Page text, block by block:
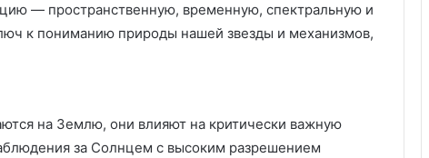
— пространственную, временную, спектральную и
к пониманию природы нашей звезды и механизмов,
на Землю, они влияют на критически важную
за Солнцем с высоким разрешением